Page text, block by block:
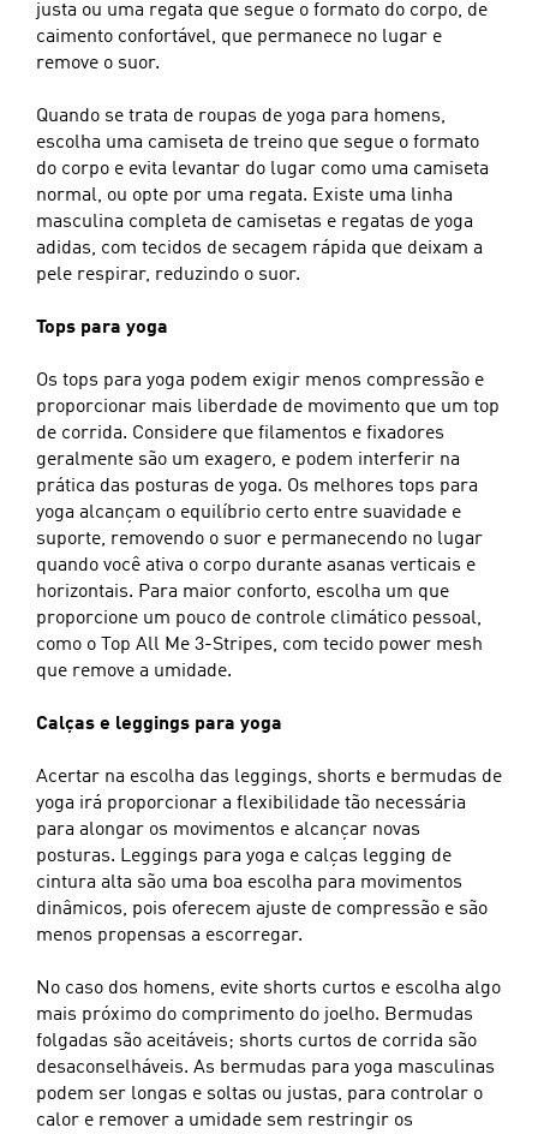
justa ou uma regata que segue o formato do corpo, de
caimento confortável, que permanece no lugar e
remove o suor.
Quando se trata de roupas de yoga para homens,
escolha uma camiseta de treino que segue o formato
do corpo e evita levantar do lugar como uma camiseta
normal, ou opte por uma regata. Existe uma linha
masculina completa de camisetas e regatas de yoga
adidas, com tecidos de secagem rápida que deixam a
pele respirar, reduzindo o suor.
Tops para yoga
Os tops para yoga podem exigir menos compressão e
proporcionar mais liberdade de movimento que um top
de corrida. Considere que filamentos e fixadores
geralmente são um exagero, e podem interferir na
prática das posturas de yoga. Os melhores tops para
yoga alcançam o equilíbrio certo entre suavidade e
suporte, removendo o suor e permanecendo no lugar
quando você ativa o corpo durante asanas verticais e
horizontais. Para maior conforto, escolha um que
proporcione um pouco de controle climático pessoal,
como o Top All Me 3-Stripes, com tecido power mesh
que remove a umidade.
Calças e leggings para yoga
Acertar na escolha das leggings, shorts e bermudas de
yoga irá proporcionar a flexibilidade tão necessária
para alongar os movimentos e alcançar novas
posturas. Leggings para yoga e calças legging de
cintura alta são uma boa escolha para movimentos
dinâmicos, pois oferecem ajuste de compressão e são
menos propensas a escorregar.
No caso dos homens, evite shorts curtos e escolha algo
mais próximo do comprimento do joelho. Bermudas
folgadas são aceitáveis; shorts curtos de corrida são
desaconselháveis. As bermudas para yoga masculinas
podem ser longas e soltas ou justas, para controlar o
calor e remover a umidade sem restringir os